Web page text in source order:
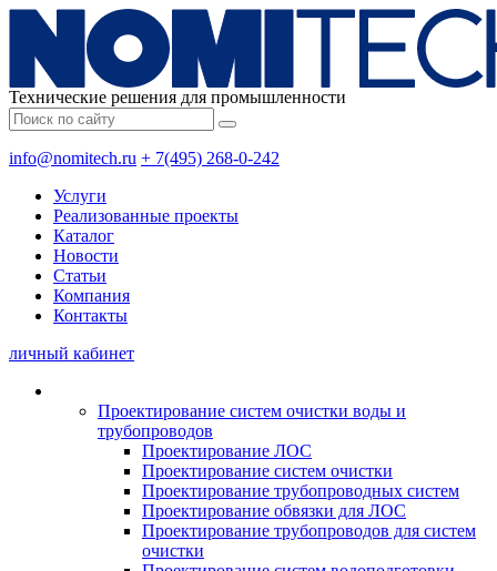
Технические решения для промышленности
info@nomitech.ru + 7(495) 268-0-242
Услуги
Реализованные проекты
Каталог
Новости
Статьи
Компания
Контакты
личный кабинет
Проектирование систем очистки воды и
трубопроводов
Проектирование ЛОС
Проектирование систем очистки
Проектирование трубопроводных систем
Проектирование обвязки для ЛОС
Проектирование трубопроводов для систем
очистки